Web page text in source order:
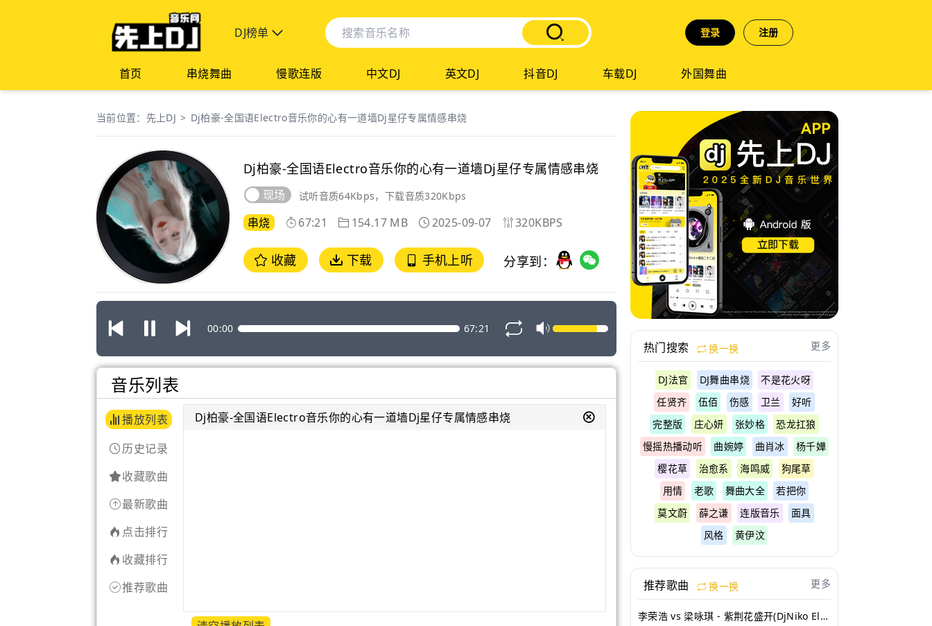
DJ榜单 登录 注册
首页 串烧舞曲 慢歌连版 中文DJ 英文DJ 抖音DJ 车载DJ 外国舞曲
当前位置： 先上DJ > Dj柏豪-全国语Electro音乐你的心有一道墙Dj星仔专属情感串烧
现场
Dj柏豪-全国语Electro音乐你的心有一道墙Dj星仔专属情感串烧
试听音质64Kbps，下载音质320Kbps
串烧 67:21 154.17 MB 2025-09-07 320KBPS
收藏 下载 手机上听 分享到：
00:00 67:21
音乐列表
播放列表
历史记录
收藏歌曲
最新歌曲
点击排行
收藏排行
推荐歌曲
Dj柏豪-全国语Electro音乐你的心有一道墙Dj星仔专属情感串烧
热门搜索 换一换 更多
DJ法官 DJ舞曲串烧
不是花火呀
任贤齐
伍佰 伤感 卫兰
好听
完整版
庄心妍 张妙格
恐龙扛狼
慢摇热播动听
曲婉婷 曲肖冰
杨千嬅
樱花草
治愈系 海鸣威
狗尾草
用情
老歌 舞曲大全
若把你
莫文蔚
薛之谦 连版音乐
面具
风格
黄伊汶
推荐歌曲 换一换 更多
李荣浩 vs 梁咏琪 - 紫荆花盛开(DjNiko Electro Mix)